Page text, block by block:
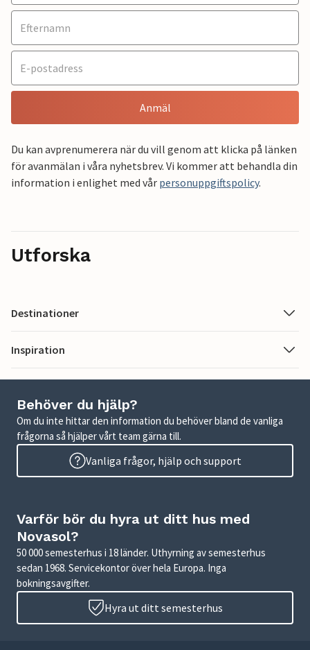
Anmäl
Du kan avprenumerera när du vill genom att klicka på länken
för avanmälan i våra nyhetsbrev. Vi kommer att behandla din
information i enlighet med vår personuppgiftspolicy.
Utforska
Destinationer
Inspiration
Behöver du hjälp?
Om du inte hittar den information du behöver bland de vanliga
frågorna så hjälper vårt team gärna till.
Vanliga frågor, hjälp och support
Varför bör du hyra ut ditt hus med
Novasol?
50 000 semesterhus i 18 länder. Uthyrning av semesterhus
sedan 1968. Servicekontor över hela Europa. Inga
bokningsavgifter.
Hyra ut ditt semesterhus